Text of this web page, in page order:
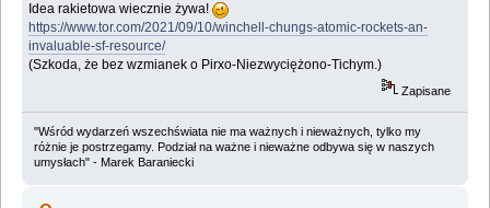
Idea rakietowa wiecznie żywa!
https://www.tor.com/2021/09/10/winchell-chungs-atomic-rockets-an-
invaluable-sf-resource/
(Szkoda, że bez wzmianek o Pirxo-Niezwyciężono-Tichym.)
Zapisane
"Wśród wydarzeń wszechświata nie ma ważnych i nieważnych, tylko my
różnie je postrzegamy. Podział na ważne i nieważne odbywa się w naszych
umysłach" - Marek Baraniecki